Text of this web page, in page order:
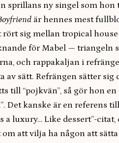
sprillans ny singel som
är hennes mest
sig mellan tropical
för Mabel — triangeln
och rappakaljan i
av sätt. Refrängen sätter
till “pojkvän”, så gör hon
Det kanske är en referens till
a luxury… Like dessert”-
att vilja ha någon att